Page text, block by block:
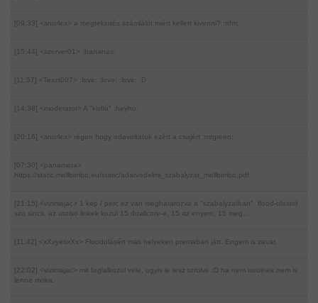
[09:33] <snorlex> a megtekintés számlálót miért kellett kivenni? :rtfm:
[15:44] <szerver01> :bananas:
[11:37] <Teszt007> :love: :love: :love: :D
[14:38] <moderator> A "kisfiú" :heyho:
[20:16] <snorlex> régen hogy odavoltatok ezért a csajért :mrgreen:
[07:30] <panamera>
https://static.mellbimbo.eu/static/adatvedelmi_szabalyzat_mellbimbo.pdf
[21:15] <vizimajac> 1 kep / perc ez van meghatarozva a "szabalyzatban". flood-olasrol
szo sincs. az utolso linkek kozul 15 duallcore-e, 15 az enyem, 15 meg...
[11:42] <xXxyetixXx> Floodolásért más helyeken premaban járt. Engem is zavar.
[22:02] <vizimajac>
mit foglalkozol vele, ugyis le lesz torolve :D ha nem torolnek nem is
lenne moka.